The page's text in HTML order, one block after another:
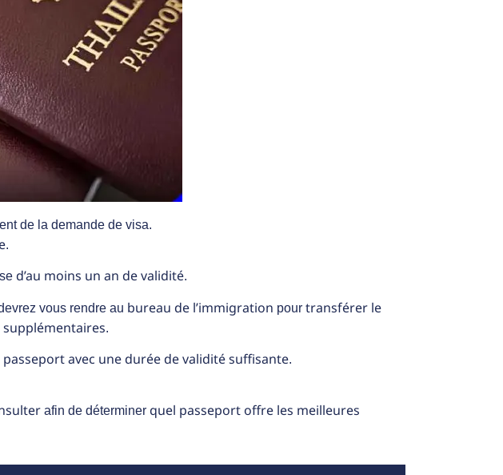
de la demande de visa.
.
d’au moins un an de validité.
vous rendre au bureau de l’immigration pour transférer le
.
avec une durée de validité suffisante.
afin de déterminer quel passeport offre les meilleures